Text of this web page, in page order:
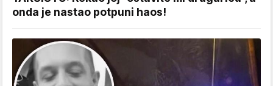
onda je nastao potpuni haos!